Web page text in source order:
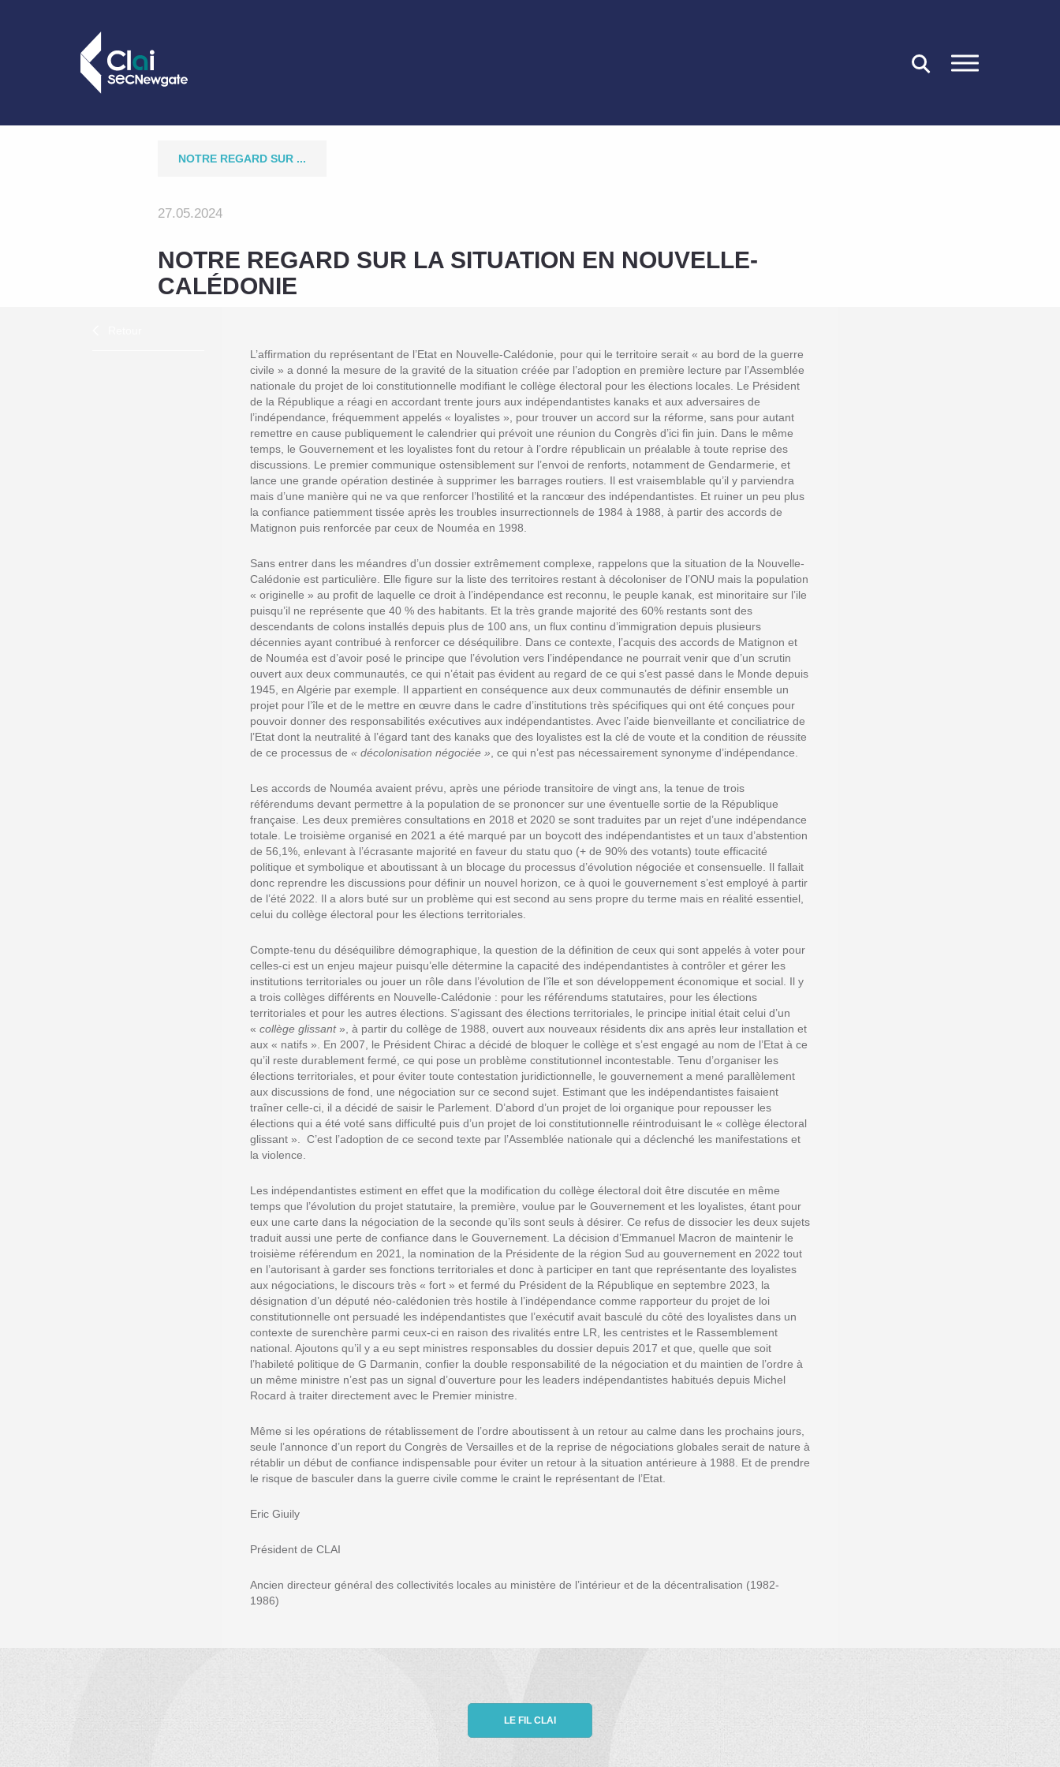
NOTRE REGARD SUR ...
27.05.2024
NOTRE REGARD SUR LA SITUATION EN NOUVELLE-
CALÉDONIE
L’affirmation du représentant de l’Etat en Nouvelle-Calédonie, pour qui le territoire serait « au bord de la guerre
civile » a donné la mesure de la gravité de la situation créée par l’adoption en première lecture par l’Assemblée
nationale du projet de loi constitutionnelle modifiant le collège électoral pour les élections locales. Le Président
de la République a réagi en accordant trente jours aux indépendantistes kanaks et aux adversaires de
l’indépendance, fréquemment appelés « loyalistes », pour trouver un accord sur la réforme, sans pour autant
remettre en cause publiquement le calendrier qui prévoit une réunion du Congrès d’ici fin juin. Dans le même
temps, le Gouvernement et les loyalistes font du retour à l’ordre républicain un préalable à toute reprise des
discussions. Le premier communique ostensiblement sur l’envoi de renforts, notamment de Gendarmerie, et
lance une grande opération destinée à supprimer les barrages routiers. Il est vraisemblable qu’il y parviendra
mais d’une manière qui ne va que renforcer l’hostilité et la rancœur des indépendantistes. Et ruiner un peu plus
la confiance patiemment tissée après les troubles insurrectionnels de 1984 à 1988, à partir des accords de
Matignon puis renforcée par ceux de Nouméa en 1998.
Sans entrer dans les méandres d’un dossier extrêmement complexe, rappelons que la situation de la Nouvelle-
Calédonie est particulière. Elle figure sur la liste des territoires restant à décoloniser de l’ONU mais la population
« originelle » au profit de laquelle ce droit à l’indépendance est reconnu, le peuple kanak, est minoritaire sur l’ile
puisqu’il ne représente que 40 % des habitants. Et la très grande majorité des 60% restants sont des
descendants de colons installés depuis plus de 100 ans, un flux continu d’immigration depuis plusieurs
décennies ayant contribué à renforcer ce déséquilibre. Dans ce contexte, l’acquis des accords de Matignon et
de Nouméa est d’avoir posé le principe que l’évolution vers l’indépendance ne pourrait venir que d’un scrutin
ouvert aux deux communautés, ce qui n’était pas évident au regard de ce qui s’est passé dans le Monde depuis
1945, en Algérie par exemple. Il appartient en conséquence aux deux communautés de définir ensemble un
projet pour l’île et de le mettre en œuvre dans le cadre d’institutions très spécifiques qui ont été conçues pour
pouvoir donner des responsabilités exécutives aux indépendantistes. Avec l’aide bienveillante et conciliatrice de
l’Etat dont la neutralité à l’égard tant des kanaks que des loyalistes est la clé de voute et la condition de réussite
de ce processus de « décolonisation négociée » , ce qui n’est pas nécessairement synonyme d’indépendance.
Les accords de Nouméa avaient prévu, après une période transitoire de vingt ans, la tenue de trois
référendums devant permettre à la population de se prononcer sur une éventuelle sortie de la République
française. Les deux premières consultations en 2018 et 2020 se sont traduites par un rejet d’une indépendance
totale. Le troisième organisé en 2021 a été marqué par un boycott des indépendantistes et un taux d’abstention
de 56,1%, enlevant à l’écrasante majorité en faveur du statu quo (+ de 90% des votants) toute efficacité
politique et symbolique et aboutissant à un blocage du processus d’évolution négociée et consensuelle. Il fallait
donc reprendre les discussions pour définir un nouvel horizon, ce à quoi le gouvernement s’est employé à partir
de l’été 2022. Il a alors buté sur un problème qui est second au sens propre du terme mais en réalité essentiel,
celui du collège électoral pour les élections territoriales.
Compte-tenu du déséquilibre démographique, la question de la définition de ceux qui sont appelés à voter pour
celles-ci est un enjeu majeur puisqu’elle détermine la capacité des indépendantistes à contrôler et gérer les
institutions territoriales ou jouer un rôle dans l’évolution de l’île et son développement économique et social. Il y
a trois collèges différents en Nouvelle-Calédonie : pour les référendums statutaires, pour les élections
territoriales et pour les autres élections. S’agissant des élections territoriales, le principe initial était celui d’un
« collège glissant», à partir du collège de 1988, ouvert aux nouveaux résidents dix ans après leur installation et
aux « natifs ». En 2007, le Président Chirac a décidé de bloquer le collège et s’est engagé au nom de l’Etat à ce
qu’il reste durablement fermé, ce qui pose un problème constitutionnel incontestable. Tenu d’organiser les
élections territoriales, et pour éviter toute contestation juridictionnelle, le gouvernement a mené parallèlement
aux discussions de fond, une négociation sur ce second sujet. Estimant que les indépendantistes faisaient
traîner celle-ci, il a décidé de saisir le Parlement. D’abord d’un projet de loi organique pour repousser les
élections qui a été voté sans difficulté puis d’un projet de loi constitutionnelle réintroduisant le « collège électoral
glissant ». C’est l’adoption de ce second texte par l’Assemblée nationale qui a déclenché les manifestations et
la violence.
Les indépendantistes estiment en effet que la modification du collège électoral doit être discutée en même
temps que l’évolution du projet statutaire, la première, voulue par le Gouvernement et les loyalistes, étant pour
eux une carte dans la négociation de la seconde qu’ils sont seuls à désirer. Ce refus de dissocier les deux sujets
traduit aussi une perte de confiance dans le Gouvernement. La décision d’Emmanuel Macron de maintenir le
troisième référendum en 2021, la nomination de la Présidente de la région Sud au gouvernement en 2022 tout
en l’autorisant à garder ses fonctions territoriales et donc à participer en tant que représentante des loyalistes
aux négociations, le discours très « fort » et fermé du Président de la République en septembre 2023, la
désignation d’un député néo-calédonien très hostile à l’indépendance comme rapporteur du projet de loi
constitutionnelle ont persuadé les indépendantistes que l’exécutif avait basculé du côté des loyalistes dans un
contexte de surenchère parmi ceux-ci en raison des rivalités entre LR, les centristes et le Rassemblement
national. Ajoutons qu’il y a eu sept ministres responsables du dossier depuis 2017 et que, quelle que soit
l’habileté politique de G Darmanin, confier la double responsabilité de la négociation et du maintien de l’ordre à
un même ministre n’est pas un signal d’ouverture pour les leaders indépendantistes habitués depuis Michel
Rocard à traiter directement avec le Premier ministre.
Même si les opérations de rétablissement de l’ordre aboutissent à un retour au calme dans les prochains jours,
seule l’annonce d’un report du Congrès de Versailles et de la reprise de négociations globales serait de nature à
rétablir un début de confiance indispensable pour éviter un retour à la situation antérieure à 1988. Et de prendre
le risque de basculer dans la guerre civile comme le craint le représentant de l’Etat.
Eric Giuily
Président de CLAI
Ancien directeur général des collectivités locales au ministère de l’intérieur et de la décentralisation (1982-
1986)
LE FIL CLAI